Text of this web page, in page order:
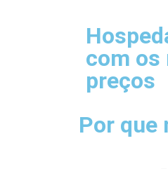
com os
preços
Por que